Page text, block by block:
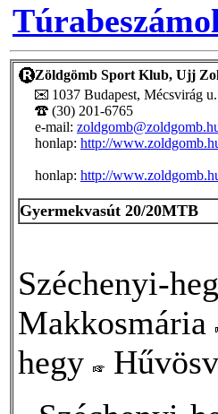
Zöldgömb Sport Klub, Ujj
1037 Budapest, Mécsvirág
(30) 201-6765
e-mail:
honlap: http://
honlap: http://
Gyermekvasút 20/20MTB
Széchenyi-
Makkosmária
hegy